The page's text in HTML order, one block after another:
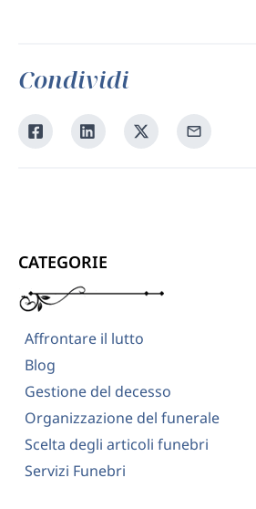
Condividi
Condividi
su
Condividi
su
Condividi
su
Condividi
tramite
CATEGORIE
Affrontare il lutto
Blog
Gestione del decesso
Organizzazione del funerale
Scelta degli articoli funebri
Servizi Funebri